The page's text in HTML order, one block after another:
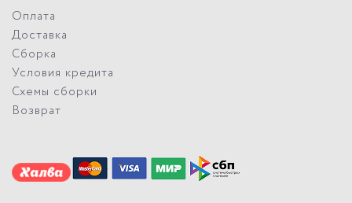
Оплата
Доставка
Сборка
Условия кредита
Схемы сборки
Возврат